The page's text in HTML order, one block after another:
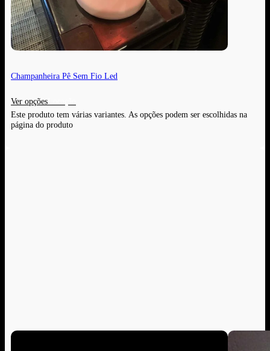
Champanheira Pê Sem Fio Led
Ver opções
Este produto tem várias variantes. As opções podem ser escolhidas na
página do produto